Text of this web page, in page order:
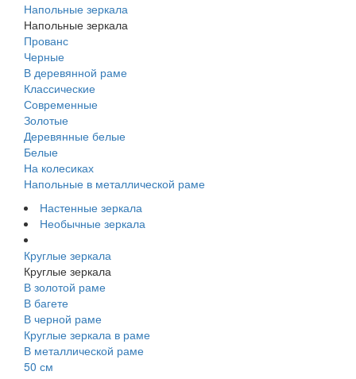
Напольные зеркала
Напольные зеркала
Прованс
Черные
В деревянной раме
Классические
Современные
Золотые
Деревянные белые
Белые
На колесиках
Напольные в металлической раме
Настенные зеркала
Необычные зеркала
Круглые зеркала
Круглые зеркала
В золотой раме
В багете
В черной раме
Круглые зеркала в раме
В металлической раме
50 см